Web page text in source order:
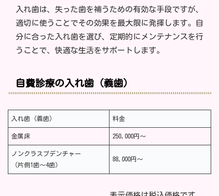
入れ歯は、失った歯を補うための有効な手段ですが、
適切に使うことでその効果を最大限に発揮します。自
分に合った入れ歯を選び、定期的にメンテナンスを行
うことで、快適な生活をサポートします。
自費診療の入れ歯（義歯）
入れ歯（義歯） 料金
金属床 250,000円～
ノンクラスプデンチャー
（片側1歯～4歯）
88,000円～